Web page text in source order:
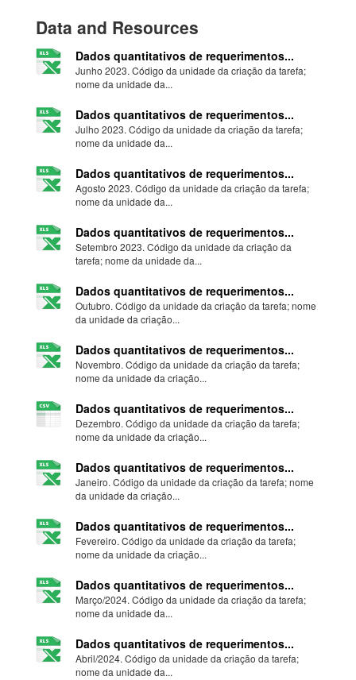
Data and Resources
Dados quantitativos de requerimentos...
Junho 2023. Código da unidade da criação da tarefa;
nome da unidade da...
Dados quantitativos de requerimentos...
Julho 2023. Código da unidade da criação da tarefa;
nome da unidade da...
Dados quantitativos de requerimentos...
Agosto 2023. Código da unidade da criação da tarefa;
nome da unidade da...
Dados quantitativos de requerimentos...
Setembro 2023. Código da unidade da criação da
tarefa; nome da unidade da...
Dados quantitativos de requerimentos...
Outubro. Código da unidade da criação da tarefa; nome
da unidade da criação...
Dados quantitativos de requerimentos...
Novembro. Código da unidade da criação da tarefa;
nome da unidade da criação...
Dados quantitativos de requerimentos...
Dezembro. Código da unidade da criação da tarefa;
nome da unidade da criação...
Dados quantitativos de requerimentos...
Janeiro. Código da unidade da criação da tarefa; nome
da unidade da criação...
Dados quantitativos de requerimentos...
Fevereiro. Código da unidade da criação da tarefa;
nome da unidade da criação...
Dados quantitativos de requerimentos...
Março/2024. Código da unidade da criação da tarefa;
nome da unidade da...
Dados quantitativos de requerimentos...
Abril/2024. Código da unidade da criação da tarefa;
nome da unidade da...